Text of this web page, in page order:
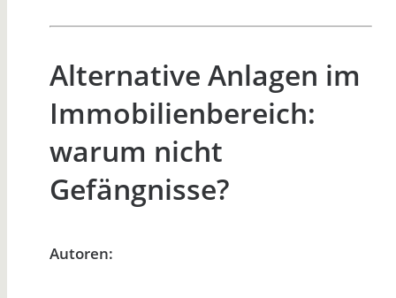
Alternative Anlagen im
Immobilienbereich:
warum nicht
Gefängnisse?
Autoren: